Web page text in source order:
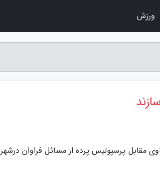
مقابل پرسپولیس پرده از مسائل فراوان درشهر
ورزش